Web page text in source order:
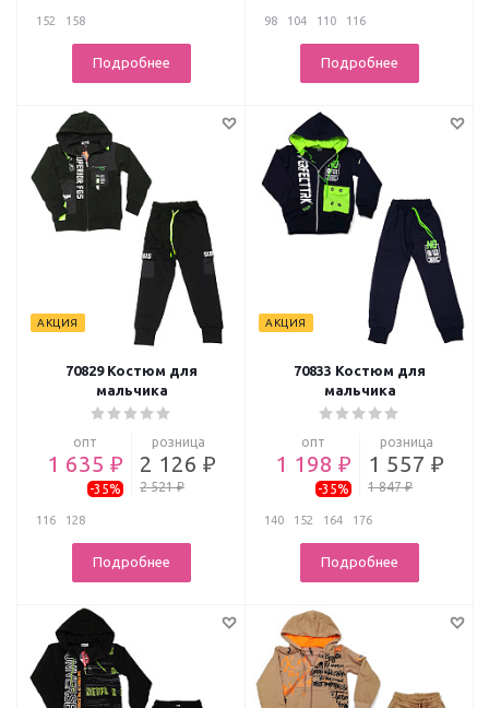
152 158
Подробнее
98 104 110 116
Подробнее
АКЦИЯ
70829 Костюм для
мальчика
опт
1 635 ₽
-35%
розница
2 126 ₽
2 521 ₽
116 128
Подробнее
АКЦИЯ
70833 Костюм для
мальчика
опт
1 198 ₽
-35%
розница
1 557 ₽
1 847 ₽
140 152 164 176
Подробнее